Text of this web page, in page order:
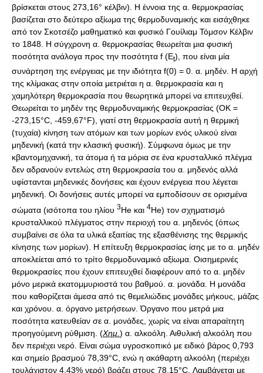
βρίσκεται στους 273,16° κέλβιν). Η έννοια της α. θερμοκρασίας
βασίζεται στο δεύτερο αξίωμα της θερμοδυναμικής και εισάχθηκε
από τον Σκοτσέζο μαθηματικό και φυσικό Γουίλιαμ Τόμσον Κέλβιν
το 1848. Η σύγχρονη α. θερμοκρασίας θεωρείται μια φυσική
ποσότητα ανάλογα προς την ποσότητα f (Et), που είναι μία
συνάρτηση της ενέργειας με την ιδιότητα f(0) = 0. α. μηδέν. Η αρχή
της κλίμακας στην οποία μετριέται η α. θερμοκρασία και η
χαμηλότερη θερμοκρασία που θεωρητικά μπορεί να επιτευχθεί.
Θεωρείται το μηδέν της θερμοδυναμικής θερμοκρασίας (OK =
-273,15°C, -459,67°F), γιατί στη θερμοκρασία αυτή η θερμική
(τυχαία) κίνηση των ατόμων και των μορίων ενός υλικού είναι
μηδενική (κατά την κλασική φυσική). Σύμφωνα όμως με την
κβαντομηχανική, τα άτομα ή τα μόρια σε ένα κρυσταλλικό πλέγμα
δεν αδρανούν εντελώς στη θερμοκρασία του α. μηδενός αλλά
υφίστανται μηδενικές δονήσεις και έχουν ενέργεια που λέγεται
μηδενική. Οι δονήσεις αυτές μπορεί να εμποδίσουν σε ορισμένα
σώματα (ισότοπα του ηλίου 3He και 4He) τον σχηματισμό
κρυσταλλικού πλέγματος στην περιοχή του α. μηδενός (όπως
συμβαίνει σε όλα τα υλικά εξαιτίας της εξασθένισης της θερμικής
κίνησης των μορίων). Η επίτευξη θερμοκρασίας ίσης με το α. μηδέν
αποκλείεται από το τρίτο θερμοδυναμικό αξίωμα. Οισημερινές
θερμοκρασίες που έχουν επιτευχθεί διαφέρουν από το α. μηδέν
μόνο μερικά εκατομμυριοστά του βαθμού. α. μονάδα. Η μονάδα
που καθορίζεται άμεσα από τις θεμελιώδεις μονάδες μήκους, μάζας
και χρόνου. α. όργανο μετρήσεων. Όργανο που μετρά μια
ποσότητα κατευθείαν σε α. μονάδες, χωρίς να είναι απαραίτητη
προηγούμενη ρύθμιση. (Χημ. ) α. αλκοόλη. Αιθυλική αλκοόλη που
δεν περιέχει νερό. Είναι σώμα υγροσκοπικό με ειδικό βάρος 0,793
και σημείο βρασμού 78,39°C, ενώ η ακάθαρτη αλκοόλη (περιέχει
τουλάχιστον 4,43% νερό) βράζει στους 78,15°C. Λαμβάνεται με